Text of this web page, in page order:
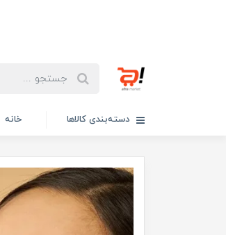
دسته‌بندی کالاها خانه